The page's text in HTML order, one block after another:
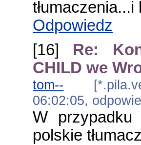
tłumaczenia...i
Odpowiedz
[16] Re:
CHILD we
tom--
06:02:05,
W
polskie